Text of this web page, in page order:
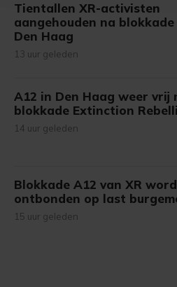
bezoek makkelijker en
onze cookiepagina kun je ons
gemaakte keuze altijd wijzigen of
Tientallen XR-activisten
aangehouden na blokkade
Den Haag
13 uur geleden
A12 in Den Haag weer vrij
blokkade Extinction
14 uur geleden
Blokkade A12 van XR
ontbonden op last
15 uur geleden